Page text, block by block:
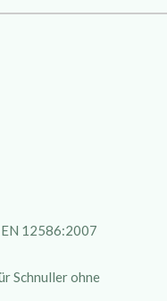
EN 12586:2007
Schnuller ohne